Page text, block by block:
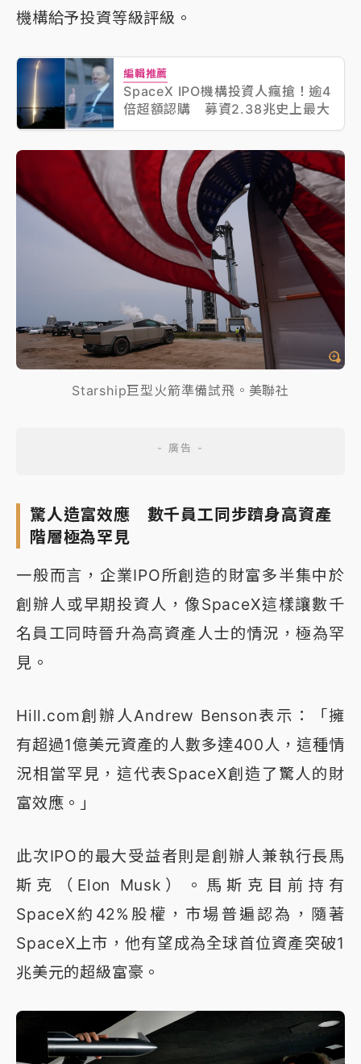
機構給予投資等級評級。
編輯推薦
SpaceX IPO機構投資人瘋搶！逾4
倍超額認購 募資2.38兆史上最大
Starship巨型火箭準備試飛。美聯社
驚人造富效應 數千員工同步躋身高資產
階層極為罕見
一般而言，企業IPO所創造的財富多半集中於
創辦人或早期投資人，像SpaceX這樣讓數千
名員工同時晉升為高資產人士的情況，極為罕
見。
Hill.com創辦人Andrew Benson表示：「擁
有超過1億美元資產的人數多達400人，這種情
況相當罕見，這代表SpaceX創造了驚人的財
富效應。」
此次IPO的最大受益者則是創辦人兼執行長馬
斯克（Elon Musk）。馬斯克目前持有
SpaceX約42%股權，市場普遍認為，隨著
SpaceX上市，他有望成為全球首位資產突破1
兆美元的超級富豪。